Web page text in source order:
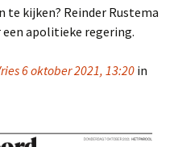
kijken? Reinder Rustema
apolitieke regering.
6 oktober 2021, 13:20 in